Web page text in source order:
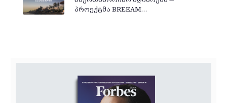
პროექტმა BREEAM…